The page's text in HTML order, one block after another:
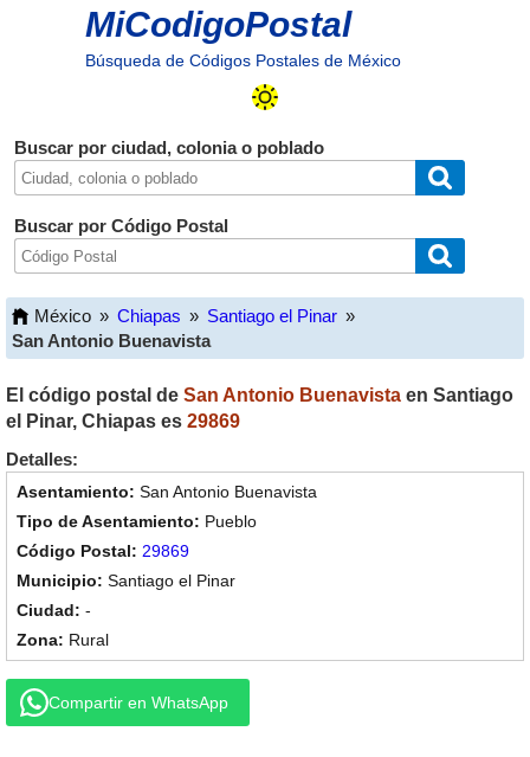
MiCodigoPostal
Búsqueda de Códigos Postales de México
Buscar por ciudad, colonia o poblado
Buscar por Código Postal
México » Chiapas » Santiago el Pinar »
San Antonio Buenavista
El código postal de San Antonio Buenavista en Santiago
el Pinar, Chiapas es 29869
Detalles:
San Antonio Buenavista
Pueblo
29869
Santiago el Pinar
-
Rural
Compartir en WhatsApp